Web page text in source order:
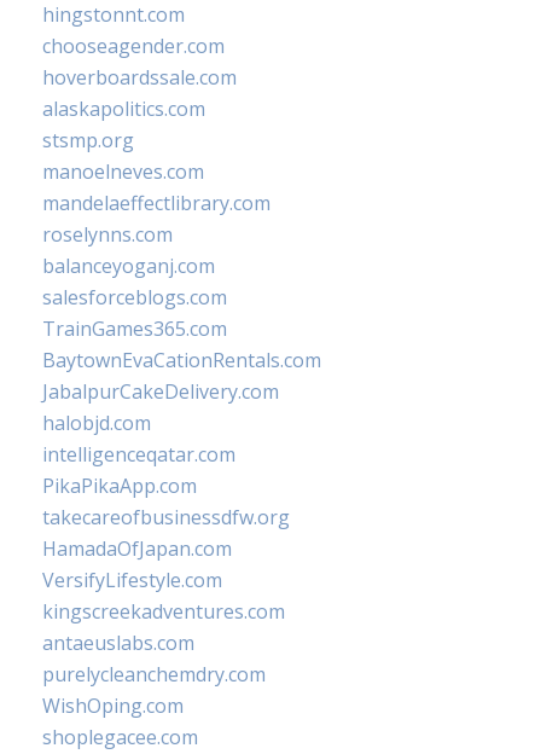
hingstonnt.com
chooseagender.com
hoverboardssale.com
alaskapolitics.com
stsmp.org
manoelneves.com
mandelaeffectlibrary.com
roselynns.com
balanceyoganj.com
salesforceblogs.com
TrainGames365.com
BaytownEvaCationRentals.com
JabalpurCakeDelivery.com
halobjd.com
intelligenceqatar.com
PikaPikaApp.com
takecareofbusinessdfw.org
HamadaOfJapan.com
VersifyLifestyle.com
kingscreekadventures.com
antaeuslabs.com
purelycleanchemdry.com
WishOping.com
shoplegacee.com